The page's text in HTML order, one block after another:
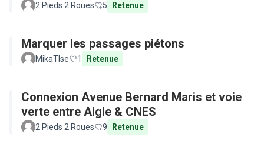
2 Pieds 2 Roues 5 Retenue
Marquer les passages piétons
MikaTlse 1 Retenue
Connexion Avenue Bernard Maris et voie
verte entre Aigle & CNES
2 Pieds 2 Roues 9 Retenue